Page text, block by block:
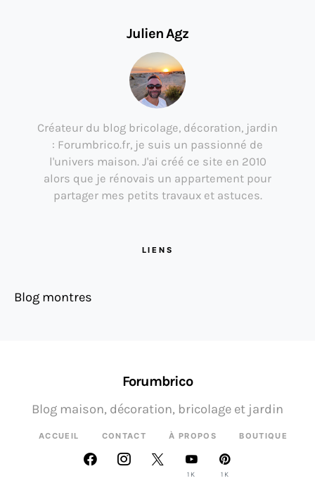
Julien Agz
Créateur du blog bricolage, décoration, jardin
: Forumbrico.fr, je suis un passionné de
l'univers maison. J'ai créé ce site en 2010
alors que je rénovais un appartement pour
partager mes petits travaux et astuces.
LIENS
Blog montres
Forumbrico
ACCUEIL CONTACT À PROPOS BOUTIQUE
Blog maison, décoration, bricolage et jardin
1K 1K